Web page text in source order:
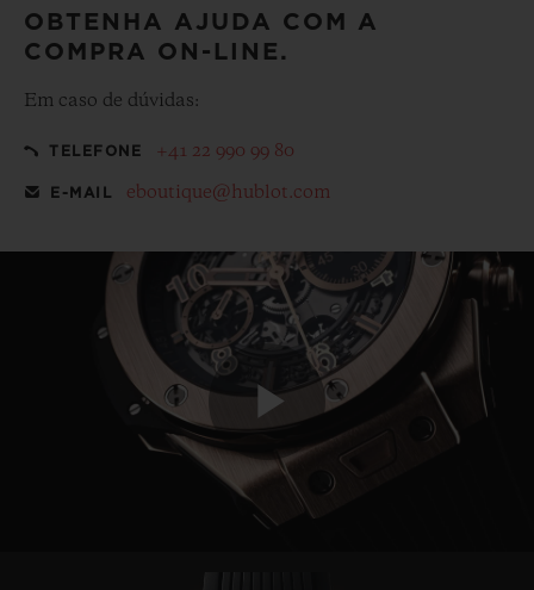
OBTENHA AJUDA COM A
COMPRA ON-LINE.
Em caso de dúvidas:
TELEFONE +41 22 990 99 80
E-MAIL eboutique@hublot.com
Play